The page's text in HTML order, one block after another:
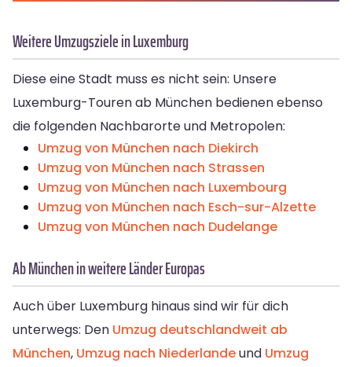
Weitere Umzugsziele in Luxemburg
Diese eine Stadt muss es nicht sein: Unsere
Luxemburg-Touren ab München bedienen ebenso
die folgenden Nachbarorte und Metropolen:
Umzug von München nach Diekirch
Umzug von München nach Strassen
Umzug von München nach Luxembourg
Umzug von München nach Esch-sur-Alzette
Umzug von München nach Dudelange
Ab München in weitere Länder Europas
Auch über Luxemburg hinaus sind wir für dich
unterwegs: Den Umzug deutschlandweit ab
München, Umzug nach Niederlandeund Umzug